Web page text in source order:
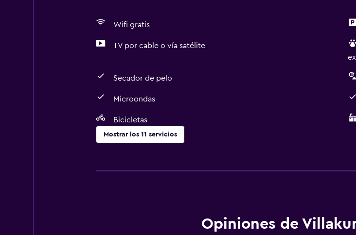
Wifi gratis
TV por cable o vía satélite
Secador de pelo
Microondas
Bicicletas
Mostrar los 11 servicios
Microondas
Opiniones de